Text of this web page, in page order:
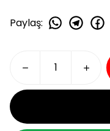
Paylaş: